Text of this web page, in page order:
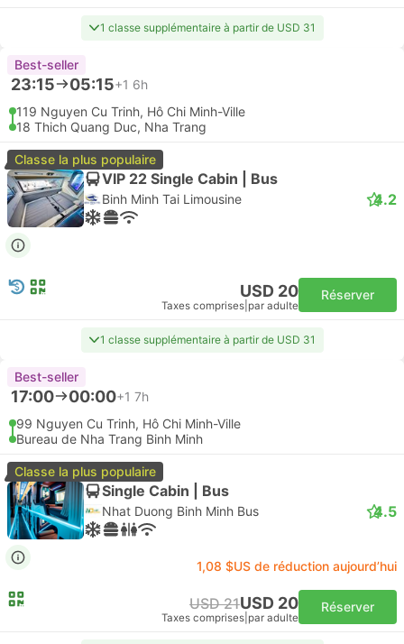
1 classe supplémentaire à partir de USD 31
Best-seller
23:15 05:15+1 6h
119 Nguyen Cu Trinh, Hô Chi Minh-Ville
18 Thich Quang Duc, Nha Trang
Classe la plus populaire
VIP 22 Single Cabin | Bus
Binh Minh Tai Limousine 4.2
USD 20
Taxes comprises par adulte
Réserver
1 classe supplémentaire à partir de USD 31
Best-seller
17:00 00:00+1 7h
99 Nguyen Cu Trinh, Hô Chi Minh-Ville
Bureau de Nha Trang Binh Minh
Classe la plus populaire
Single Cabin | Bus
Nhat Duong Binh Minh Bus 4.5
1,08 $US de réduction aujourd’hui
USD 21USD 20
Taxes comprises par adulte
Réserver